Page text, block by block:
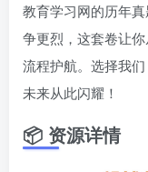
教育学习网的历年
争更烈，这套卷让
流程护航。选择我
未来从此闪耀！
📦 资源详情